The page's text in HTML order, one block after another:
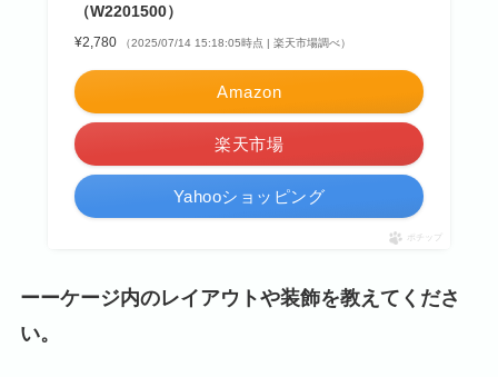
（W2201500）
¥2,780 （2025/07/14 15:18:05時点 | 楽天市場調べ）
Amazon
楽天市場
Yahooショッピング
ポチップ
ーーケージ内のレイアウトや装飾を教えてくださ
い。